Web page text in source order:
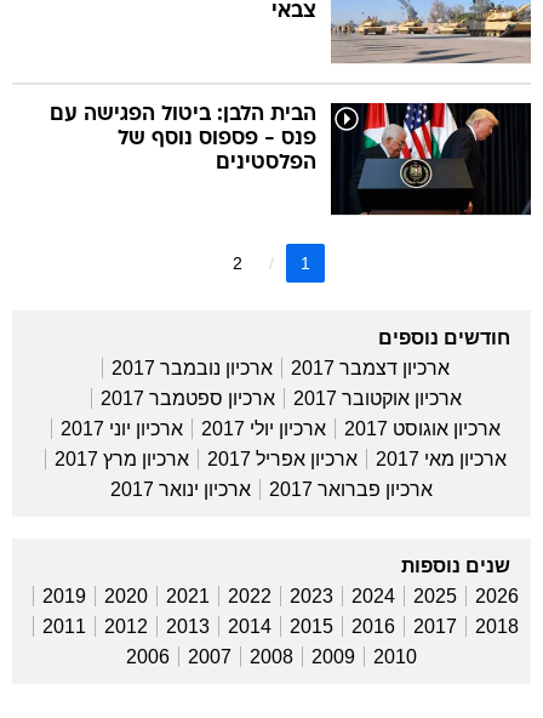
צבאי
הבית הלבן: ביטול הפגישה עם
פנס - פספוס נוסף של
הפלסטינים
1
2
חודשים נוספים
ארכיון דצמבר 2017
ארכיון נובמבר 2017
ארכיון אוקטובר 2017
ארכיון ספטמבר 2017
ארכיון אוגוסט 2017
ארכיון יולי 2017
ארכיון יוני 2017
ארכיון מאי 2017
ארכיון אפריל 2017
ארכיון מרץ 2017
ארכיון פברואר 2017
ארכיון ינואר 2017
שנים נוספות
2026
2025
2024
2023
2022
2021
2020
2019
2018
2017
2016
2015
2014
2013
2012
2011
2010
2009
2008
2007
2006